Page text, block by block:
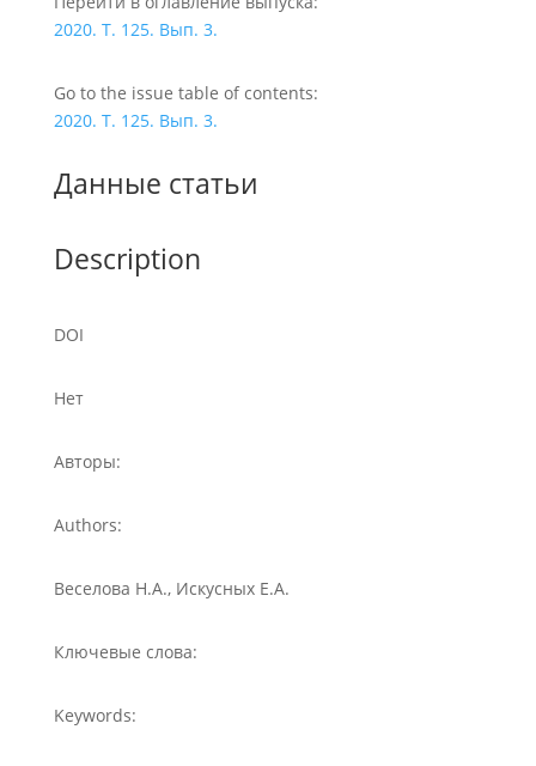
2020. Т. 125. Вып. 3.
Go to the issue table of contents:
2020. Т. 125. Вып. 3.
Данные статьи
Description
DOI
Нет
Авторы:
Authors:
Веселова Н.А., Искусных Е.А.
Ключевые слова:
Keywords: